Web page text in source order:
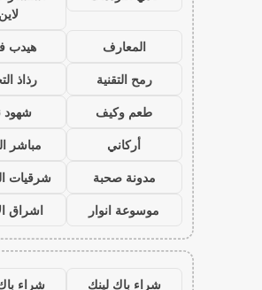
لاين
المعارف
هيدب
رمح التقنية
رذاذ
طعم وكيف
شهود
أركاني
مباشر
مدونة صحبة
شرقيات
موسوعة انوار
اشراق
شراء باك لينك
شراء